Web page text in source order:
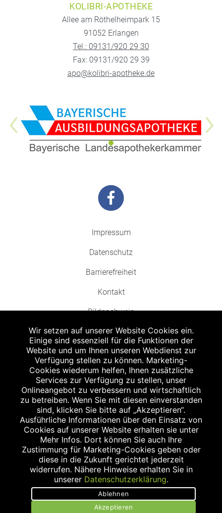
KOLIBRI-APOTHEKE
Allee am Röthelheimpark 15
91052 Erlangen
Tel.: 09131/920 29 30
Fax: 09131/920 29 39
apo@kolibri-apotheke.de
Impressum
Datenschutz
Barrierefreiheit
Kontakt
Bildnachweis
Abgabe in haushaltsüblichen Mengen, solange der Vorrat reicht. Für Druck-
und Satzfehler keine Haftung.
Zu Risiken und Nebenwirkungen lesen Sie die Packungsbeilage und fragen
Sie Ihren Arzt oder Apotheker.
Angabe nach der deutschen Arzneimitteltaxe Apothekenerstattungspreis
(AEP). Der AEP ist keine unverbindliche Preisempfehlung der Hersteller. Der
AEP ist ein von den Apotheken in Ansatz gebrachter Preis für rezeptfreie
Arzneimittel. Er entspricht in der Höhe dem für Apotheken verbindlichen
Abgabepreis, zu dem eine Apotheke in bestimmten Fällen (z.B. bei Kindern
unter 12 Jahren) das Produkt mit der gesetzlichen Krankenversicherung
abrechnet. Der AEP ist der allgemeine Erstattungspreis im Falle einer
Kostenübernahme durch die gesetzlichen Krankenkassen, vor Abzug eines
Zwangsrabattes (zur Zeit 5%) nach §130 Abs. 1 SGB V.
Unverbindliche Preisempfehlung des Herstellers (UVP).
powered by apovena.de
Wir setzen auf unserer Website Cookies ein.
Einige sind essenziell für die Funktionen der
Website und um Ihnen unseren Webdienst zur
Verfügung stellen zu können. Marketing-
Cookies wiederum helfen, Ihnen zusätzliche
Services zur Verfügung zu stellen, unser
Onlineangebot zu verbessern und wirtschaftlich
zu betreiben. Wenn Sie mit diesen einverstanden
sind, klicken Sie bitte auf „Akzeptieren“.
Ausführliche Informationen über den Einsatz von
Cookies auf unserer Website erhalten sie unter
Mehr Infos. Dort können Sie auch Ihre
Zustimmung für Marketing-Cookies geben oder
diese in die Zukunft gerichtet jederzeit
widerrufen. Nähere Hinweise erhalten Sie in
unserer Datenschutzerklärung.
Ablehnen
Akzeptieren